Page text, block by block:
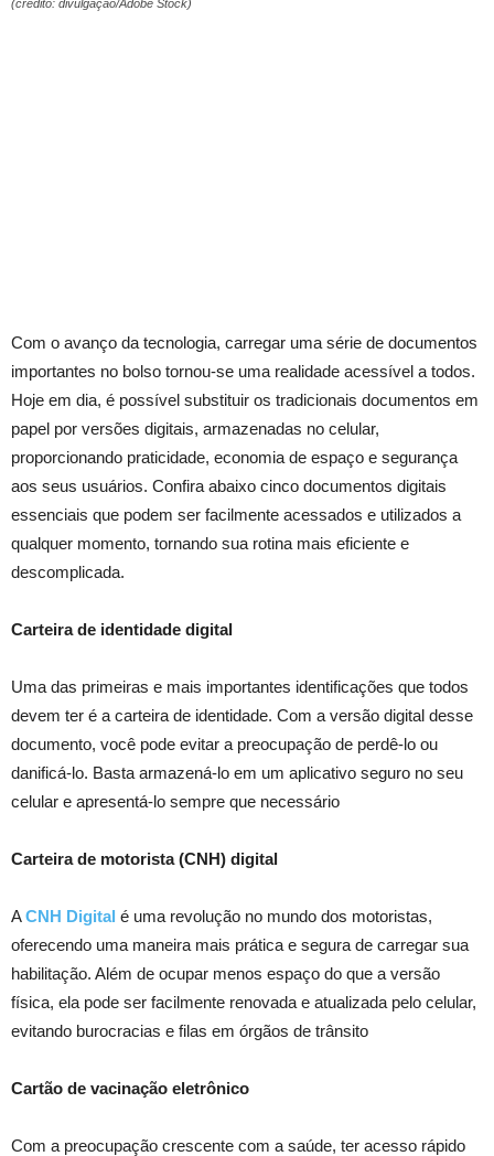
(crédito: divulgação/Adobe Stock)
Com o avanço da tecnologia, carregar uma série de documentos
importantes no bolso tornou-se uma realidade acessível a todos.
Hoje em dia, é possível substituir os tradicionais documentos em
papel por versões digitais, armazenadas no celular,
proporcionando praticidade, economia de espaço e segurança
aos seus usuários. Confira abaixo cinco documentos digitais
essenciais que podem ser facilmente acessados e utilizados a
qualquer momento, tornando sua rotina mais eficiente e
descomplicada.
Carteira de identidade digital
Uma das primeiras e mais importantes identificações que todos
devem ter é a carteira de identidade. Com a versão digital desse
documento, você pode evitar a preocupação de perdê-lo ou
danificá-lo. Basta armazená-lo em um aplicativo seguro no seu
celular e apresentá-lo sempre que necessário
Carteira de motorista (CNH) digital
ACNH Digital é uma revolução no mundo dos motoristas,
oferecendo uma maneira mais prática e segura de carregar sua
habilitação. Além de ocupar menos espaço do que a versão
física, ela pode ser facilmente renovada e atualizada pelo celular,
evitando burocracias e filas em órgãos de trânsito
Cartão de vacinação eletrônico
Com a preocupação crescente com a saúde, ter acesso rápido